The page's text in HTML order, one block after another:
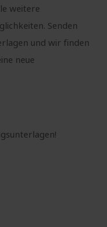
weitere
Senden
und wir finden
neue